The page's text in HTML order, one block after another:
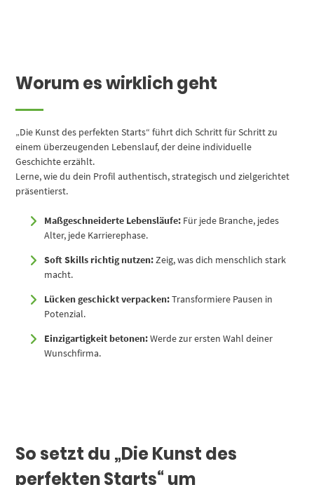
Worum es wirklich geht
„Die Kunst des perfekten Starts“ führt dich Schritt für Schritt zu
einem überzeugenden Lebenslauf, der deine individuelle
Geschichte erzählt.
Lerne, wie du dein Profil authentisch, strategisch und zielgerichtet
präsentierst.
Maßgeschneiderte Lebensläufe: Für jede Branche, jedes
Alter, jede Karrierephase.
Soft Skills richtig nutzen:Zeig, was dich menschlich stark
macht.
Lücken geschickt verpacken:Transformiere Pausen in
Potenzial.
Einzigartigkeit betonen:Werde zur ersten Wahl deiner
Wunschfirma.
So setzt du „Die Kunst des
perfekten Starts“ um